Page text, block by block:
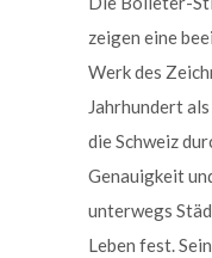
zeigen eine
Werk des
Jahrhundert
die Schweiz
Genauigkeit
unterwegs
Leben fest.